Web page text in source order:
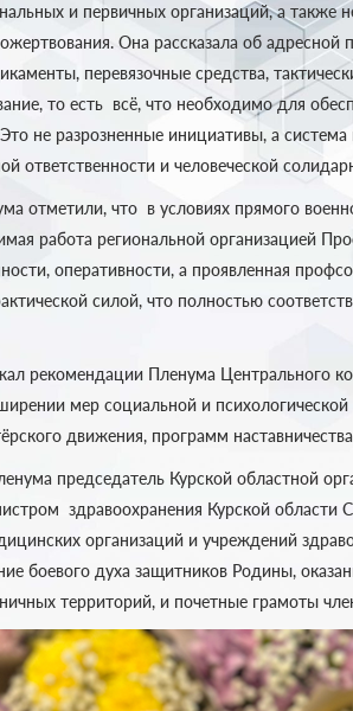
и первичных организаций, а
Она рассказала об
перевязочные средства,
то есть всё, что необходимо для
не разрозненные инициативы, а
ответственности и человеческой
отметили, что в условиях прямого
работа региональной организацией
оперативности, а проявленная
силой, что полностью
рекомендации Пленума Центрального
мер социальной и
движения, программ
председатель Курской областной
здравоохранения Курской области
организаций и учреждений
боевого духа защитников Родины,
территорий, и почетные грамоты